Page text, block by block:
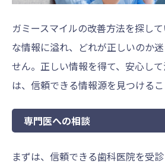
ガミースマイルの改善方法を探し
な情報に溢れ、どれが正しいのか
せん。正しい情報を得て、安心し
は、信頼できる情報源を見つけるこ
専門医への相談
まずは、信頼できる歯科医院を受